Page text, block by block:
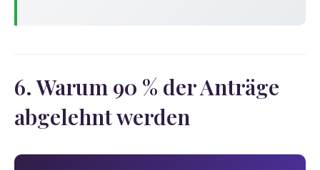
6. Warum 90 % der Anträge
abgelehnt werden